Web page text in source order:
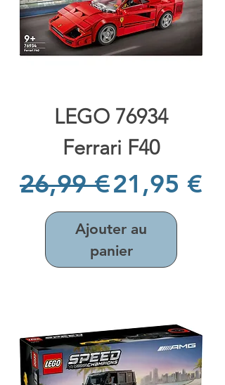
LEGO 76934
Ferrari F40
Prix original
26,99 €Prix
21,95 €
Ajouter au
panier